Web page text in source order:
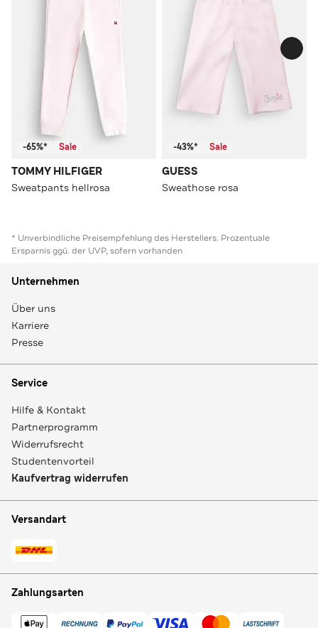
-65%* Sale
TOMMY HILFIGER
Sweatpants hellrosa
-43%* Sale
GUESS
Sweathose rosa
* Unverbindliche Preisempfehlung des Herstellers. Prozentuale
Ersparnis ggü. der UVP, sofern vorhanden
Unternehmen
Über uns
Karriere
Presse
Service
Hilfe & Kontakt
Partnerprogramm
Widerrufsrecht
Studentenvorteil
Kaufvertrag widerrufen
Versandart
Zahlungsarten